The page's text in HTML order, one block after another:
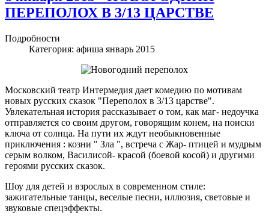
ПЕРЕПОЛОХ В 3/13 ЦАРСТВЕ
Подробности
Категория: афиша январь 2015
Московский театр Интермедия дает комедию по мотивам
новых русских сказок "Переполох в 3/13 царстве".
Увлекательная история рассказывает о том, как маг- недоучка
отправляется со своим другом, говорящим конем, на поиски
ключа от солнца. На пути их ждут необыкновенные
приключения : козни " Зла ", встреча с Жар- птицей и мудрым
серым волком, Василисой- красой (боевой косой) и другими
героями русских сказок.
Шоу для детей и взрослых в современном стиле:
зажигательные танцы, веселые песни, иллюзия, световые и
звуковые спецэффекты.